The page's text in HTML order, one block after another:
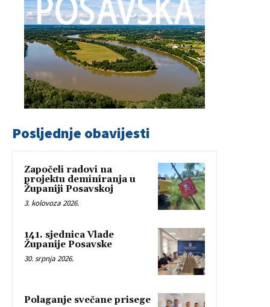
Posljednje obavijesti
Započeli radovi na
projektu deminiranja u
Županiji Posavskoj
3. kolovoza 2026.
141. sjednica Vlade
Županije Posavske
30. srpnja 2026.
Polaganje svečane prisege